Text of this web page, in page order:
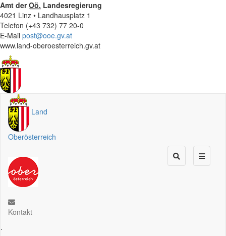
Amt derOö. Landesregierung
4021 Linz • Landhausplatz 1
Telefon (+43 732) 77 20-0
E-Mail post@ooe.gv.at
www.land-oberoesterreich.gv.at
Land
Oberösterreich
Kontakt
.